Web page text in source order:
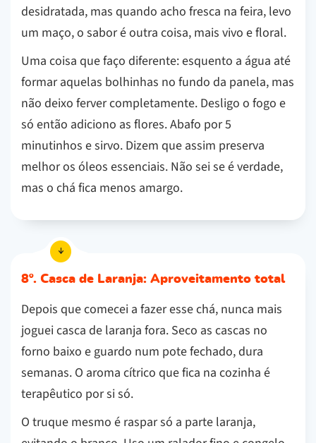
desidratada, mas quando acho fresca na feira, levo
um maço, o sabor é outra coisa, mais vivo e floral.
Uma coisa que faço diferente: esquento a água até
formar aquelas bolhinhas no fundo da panela, mas
não deixo ferver completamente. Desligo o fogo e
só então adiciono as flores. Abafo por 5
minutinhos e sirvo. Dizem que assim preserva
melhor os óleos essenciais. Não sei se é verdade,
mas o chá fica menos amargo.
8º. Casca de Laranja: Aproveitamento total
Depois que comecei a fazer esse chá, nunca mais
joguei casca de laranja fora. Seco as cascas no
forno baixo e guardo num pote fechado, dura
semanas. O aroma cítrico que fica na cozinha é
terapêutico por si só.
O truque mesmo é raspar só a parte laranja,